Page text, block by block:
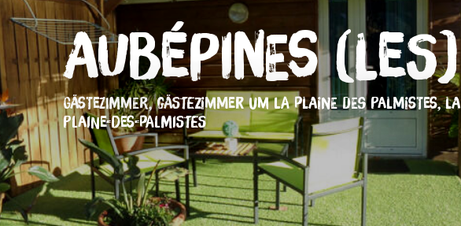
Aubépines (Les)
GÄSTEZIMMER,GÄSTEZIMMER UM LA PLAINE DES PALMISTES, LA
PLAINE-DES-PALMISTES